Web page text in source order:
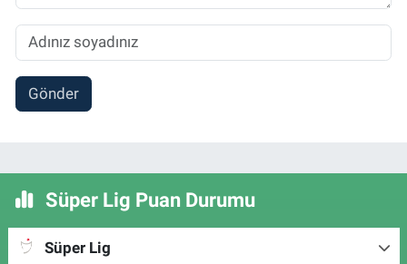
Gönder
Süper Lig Puan Durumu
Süper Lig